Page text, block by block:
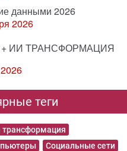
данными 2026
2026
+ ИИ ТРАНСФОРМАЦИЯ
теги
Социальные сети